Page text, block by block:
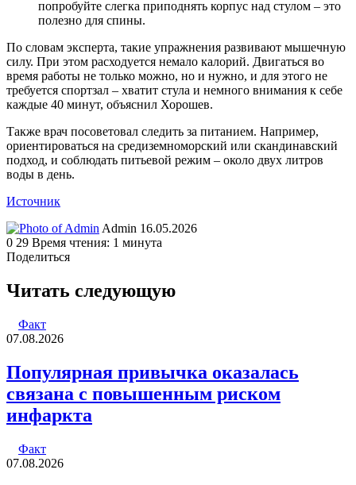
попробуйте слегка приподнять корпус над стулом – это
полезно для спины.
По словам эксперта, такие упражнения развивают мышечную
силу. При этом расходуется немало калорий. Двигаться во
время работы не только можно, но и нужно, и для этого не
требуется спортзал – хватит стула и немного внимания к себе
каждые 40 минут, объяснил Хорошев.
Также врач посоветовал следить за питанием. Например,
ориентироваться на средиземноморский или скандинавский
подход, и соблюдать питьевой режим – около двух литров
воды в день.
Источник
Admin Send
an
16.05.2026
0 29 Время чтения: 1 минута
Поделиться
через
электронную
Читать следующую
Факт
07.08.2026
Популярная привычка оказалась
связана с повышенным риском
инфаркта
Факт
07.08.2026